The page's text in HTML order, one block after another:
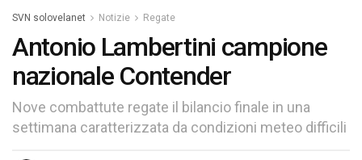
SVN solovelanet Notizie Regate
Antonio Lambertini campione
nazionale Contender
Nove combattute regate il bilancio finale in una
settimana caratterizzata da condizioni meteo difficili